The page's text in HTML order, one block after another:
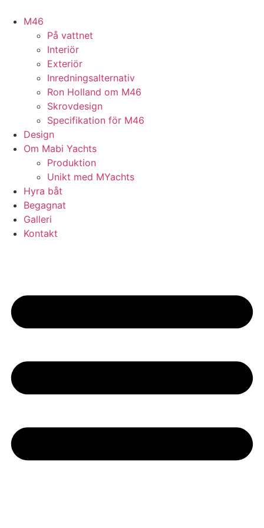
M46
På vattnet
Interiör
Exteriör
Inredningsalternativ
Ron Holland om M46
Skrovdesign
Specifikation för M46
Design
Om Mabi Yachts
Produktion
Unikt med MYachts
Hyra båt
Begagnat
Galleri
Kontakt